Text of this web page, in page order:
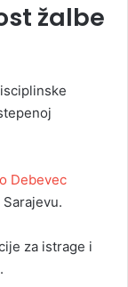
žalbe
Debevec
Sarajevu.
za istrage i